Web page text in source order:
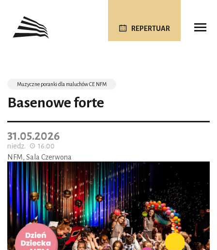
REPERTUAR
Muzyczne poranki dla maluchów CE NFM
Basenowe forte
31.05.2026
niedz.
16:00
NFM, Sala Czerwona